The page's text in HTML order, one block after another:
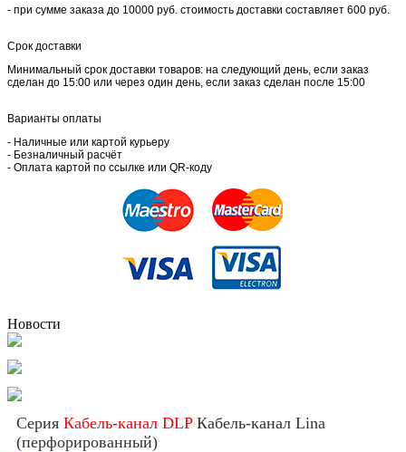
- при сумме заказа до 10000 руб. стоимость доставки составляет 600 руб.
Срок доставки
Минимальный срок доставки товаров: на следующий день, если заказ
сделан до 15:00 или через один день, если заказ сделан после 15:00
Варианты оплаты
- Наличные или картой курьеру
- Безналичный расчёт
- Оплата картой по ссылке или QR-коду
Новости
Серия Кабель-канал DLPКабель-канал Lina
(перфорированный)